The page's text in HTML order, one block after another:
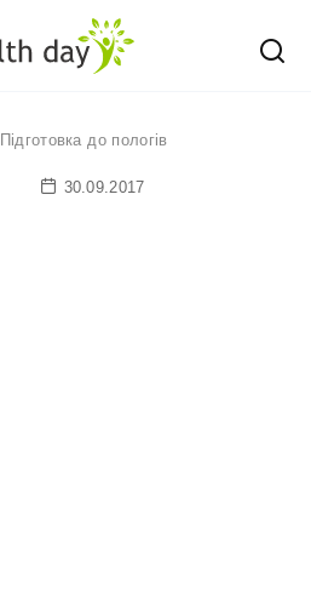
Підготовка до пологів
30.09.2017